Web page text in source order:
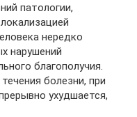
патологии,
нередко
нарушений
благополучия.
болезни, при
ухудшается,